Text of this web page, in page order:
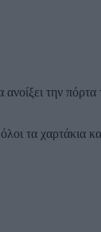
την
τα χαρτάκια